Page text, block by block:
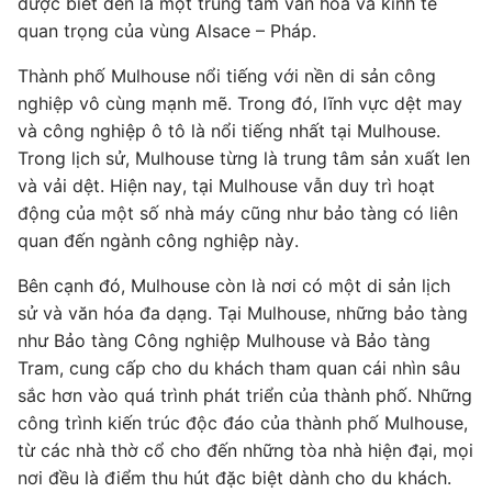
quan trọng của vùng Alsace – Pháp.
Thành phố Mulhouse nổi tiếng với nền di sản công
nghiệp vô cùng mạnh mẽ. Trong đó, lĩnh vực dệt may
và công nghiệp ô tô là nổi tiếng nhất tại Mulhouse.
Trong lịch sử, Mulhouse từng là trung tâm sản xuất len
và vải dệt. Hiện nay, tại Mulhouse vẫn duy trì hoạt
động của một số nhà máy cũng như bảo tàng có liên
quan đến ngành công nghiệp này.
Bên cạnh đó, Mulhouse còn là nơi có một di sản lịch
sử và văn hóa đa dạng. Tại Mulhouse, những bảo tàng
như Bảo tàng Công nghiệp Mulhouse và Bảo tàng
Tram, cung cấp cho du khách tham quan cái nhìn sâu
sắc hơn vào quá trình phát triển của thành phố. Những
công trình kiến trúc độc đáo của thành phố Mulhouse,
từ các nhà thờ cổ cho đến những tòa nhà hiện đại, mọi
nơi đều là điểm thu hút đặc biệt dành cho du khách.